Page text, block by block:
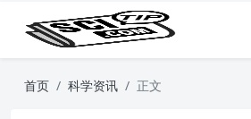
首页 科学资讯 正文